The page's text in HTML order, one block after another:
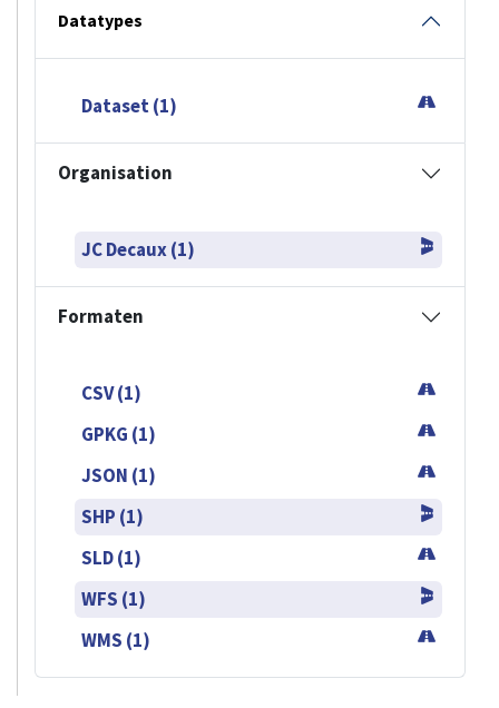
Datatypes
Dataset (1)
Organisation
JC Decaux (1)
Formaten
CSV (1)
GPKG (1)
JSON (1)
SHP (1)
SLD (1)
WFS (1)
WMS (1)